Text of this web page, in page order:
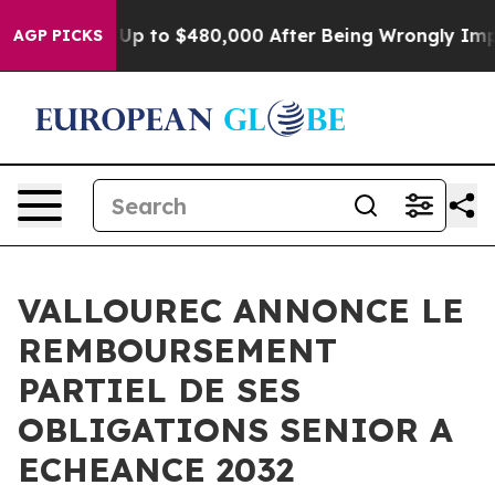
AGP PICKS
for Up to $480,000 After Being Wrongly
VALLOUREC ANNONCE LE
REMBOURSEMENT
PARTIEL DE SES
OBLIGATIONS SENIOR A
ECHEANCE 2032